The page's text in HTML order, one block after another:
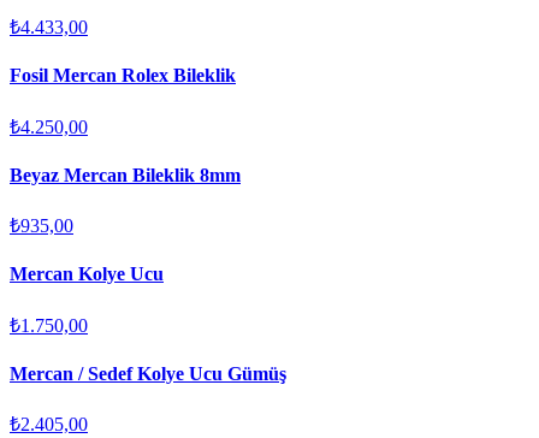
₺4.433,00
Fosil Mercan Rolex Bileklik
₺4.250,00
Beyaz Mercan Bileklik 8mm
₺935,00
Mercan Kolye Ucu
₺1.750,00
Mercan / Sedef Kolye Ucu Gümüş
₺2.405,00